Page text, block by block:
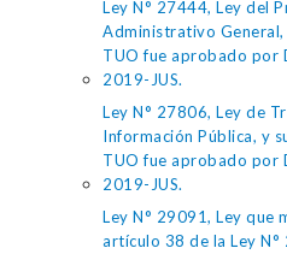
Ley N° 27444, Ley del
Administrativo
TUO fue aprobado por
2019-JUS.
Ley N° 27806, Ley de
Información Pública, y
TUO fue aprobado por
2019-JUS.
Ley N° 29091, Ley que
artículo 38 de la Ley